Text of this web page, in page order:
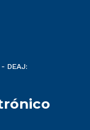
DEAJ: